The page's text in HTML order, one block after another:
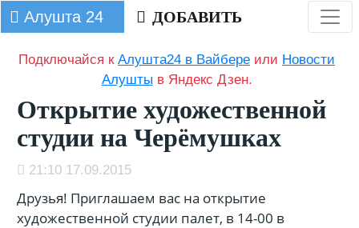
Алушта 24 ДОБАВИТЬ
Подключайся кАлушта24 в Вайбере или Новости
Алушты в Яндекс Дзен.
Открытие художественной
студии на Черёмушках
21:10 17.09.2015
Друзья! Приглашаем вас на открытие
художественной студии палет, в 14-00 в